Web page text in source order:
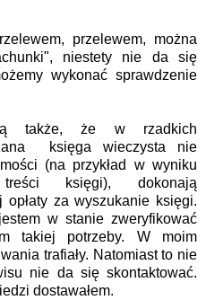
przelewem, można
niestety nie da się
wykonać sprawdzenie
także, że w rzadkich
księga wieczysta nie
(na przykład w wyniku
księgi), dokonają
opłaty za wyszukanie księgi.
w stanie zweryfikować
takiej potrzeby. W moim
trafiały. Natomiast to nie
nie da się skontaktować.
dostawałem.